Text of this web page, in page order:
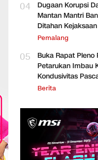
04
Dugaan Korupsi
Mantan Mantri
Ditahan Kejaksaan
Pemalang
05
Buka Rapat Pleno
Petarukan Imbau
Kondusivitas
Berita